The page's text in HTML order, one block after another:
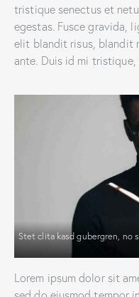
tristique senectus et
egestas. Fusce gravida,
elit blandit risus, blandit
ante. Duis id mi
Stet clita kasd gubergren, no
Lorem ipsum dolor sit